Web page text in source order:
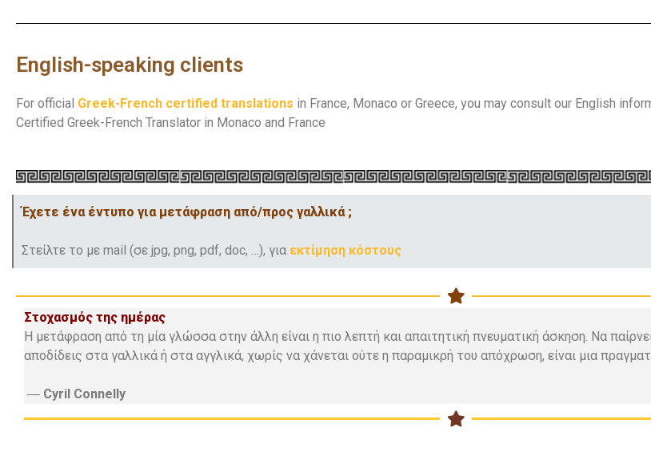
English-speaking clients
For official Greek-French certified translations in France, Monaco or Greece, you may consult our English
Certified Greek-French Translator in Monaco and France
Έχετε ένα έντυπο για μετάφραση από/προς γαλλικά ;
Στείλτε το με mail (σε jpg, png, pdf, doc, …), για εκτίμηση κόστους
Στοχασμός της ημέρας
Η μετάφραση από τη μία γλώσσα στην άλλη είναι η πιο λεπτή και απαιτητική πνευματική άσκηση. Να
αποδίδεις στα γαλλικά ή στα αγγλικά, χωρίς να χάνεται ούτε η παραμικρή του απόχρωση, είναι μια
― Cyril Connelly